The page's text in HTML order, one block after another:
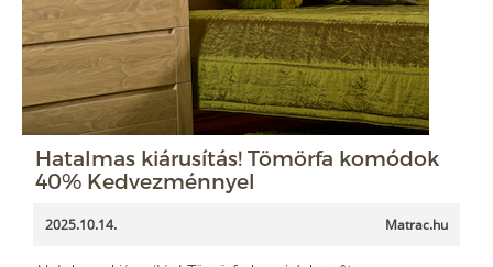
Hatalmas kiárusítás! Tömörfa komódok
40% Kedvezménnyel
2025.10.14. Matrac.hu